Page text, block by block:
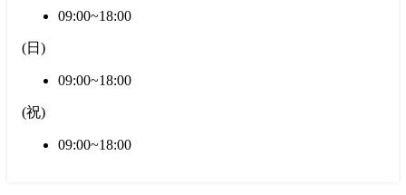
09:00~18:00
(日 )
09:00~18:00
(祝)
09:00~18:00